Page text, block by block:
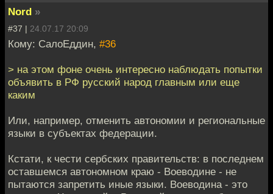
Nord »
#37 | 24.07.17 20:09
Кому: СалоЕддин, #36
> на этом фоне очень интересно наблюдать попытки
объявить в РФ русский народ главным или еще
каким
Или, например, отменить автономии и региональные
языки в субъектах федерации.
Кстати, к чести сербских правительств: в последнем
оставшемся автономном краю - Воеводине - не
пытаются запретить иные языки. Воеводина - это